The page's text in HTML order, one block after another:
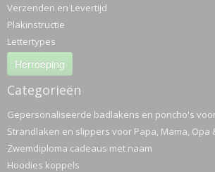
Verzenden en Levertijd
Plakinstructie
Lettertypes
Herroeping
Categorieën
Gepersonaliseerde badlakens en poncho's
Strandlaken en slippers voor Papa, Mama, Opa
Zwemdiploma cadeaus met naam
Hoodies koppels